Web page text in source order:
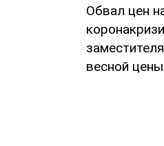
Обвал цен
весной